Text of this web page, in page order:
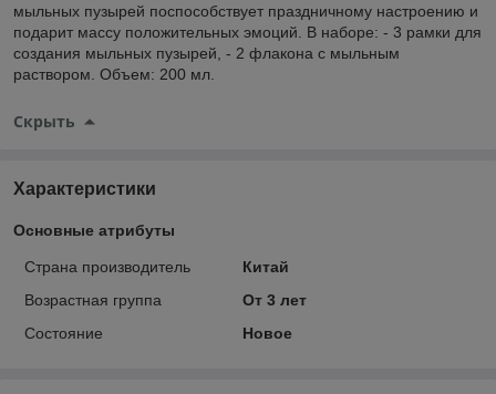
мыльных пузырей поспособствует праздничному настроению и
подарит массу положительных эмоций. В наборе: - 3 рамки для
создания мыльных пузырей, - 2 флакона с мыльным
раствором. Объем: 200 мл.
Скрыть
Характеристики
Основные атрибуты
Страна производитель
Китай
Возрастная группа
От 3 лет
Состояние
Новое